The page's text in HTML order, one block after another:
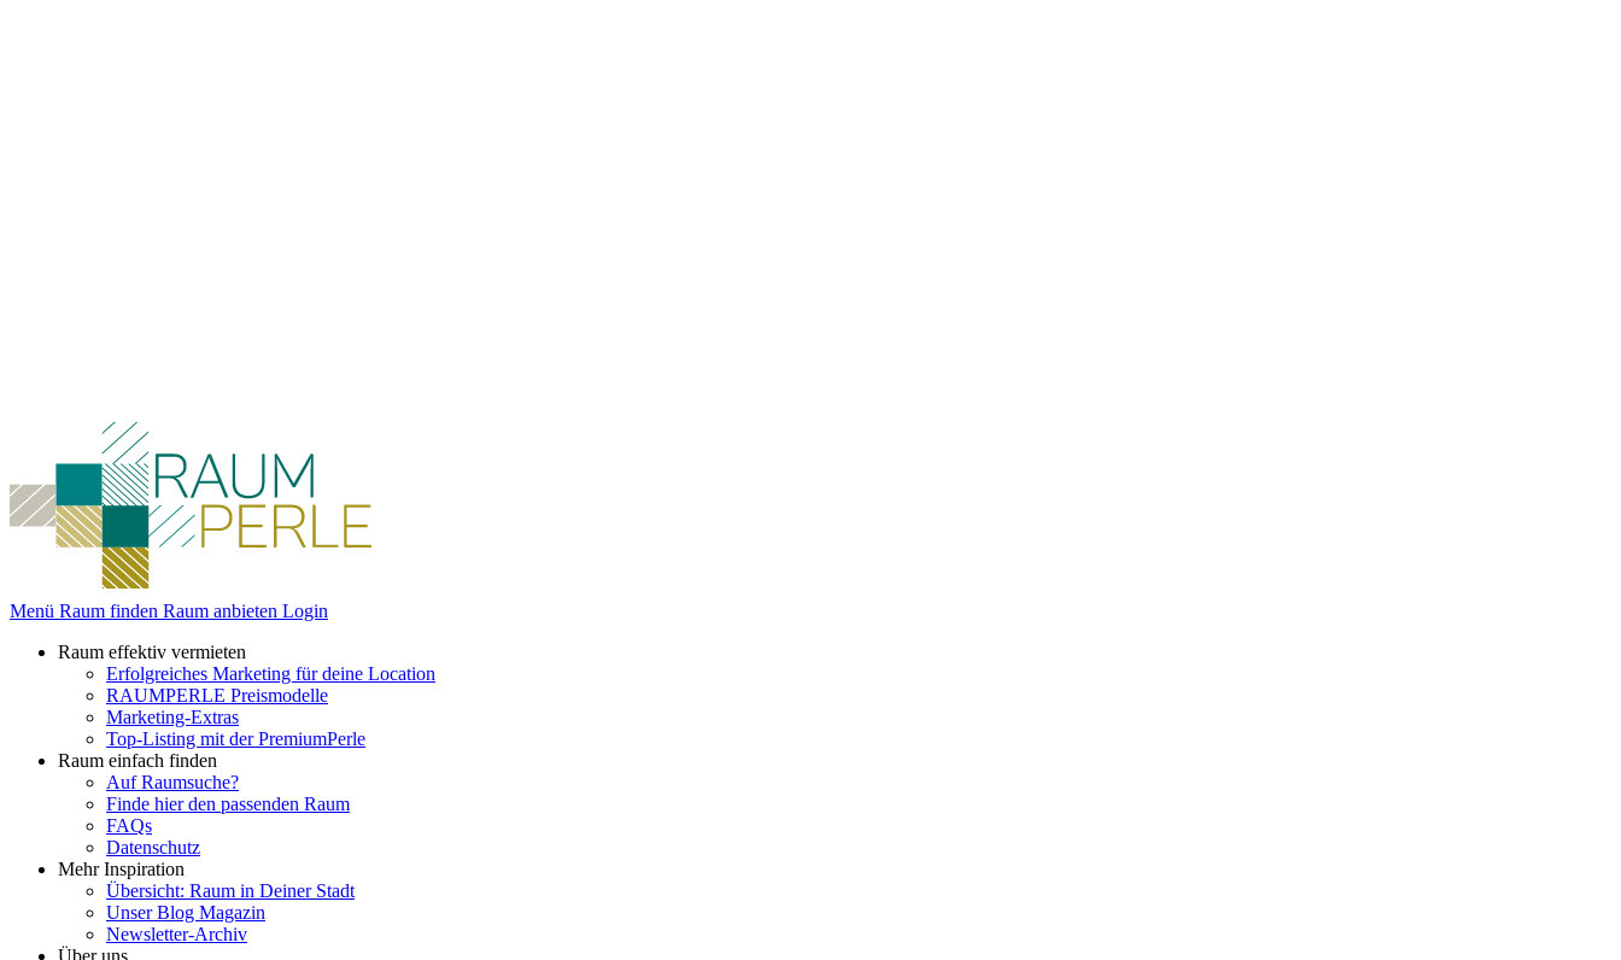
Menü Raum finden Raum anbieten Login
Raum effektiv vermieten
Erfolgreiches Marketing für deine Location
RAUMPERLE Preismodelle
Marketing-Extras
Top-Listing mit der PremiumPerle
Raum einfach finden
Auf Raumsuche?
Finde hier den passenden Raum
FAQs
Datenschutz
Mehr Inspiration
Übersicht: Raum in Deiner Stadt
Unser Blog Magazin
Newsletter-Archiv
Über uns